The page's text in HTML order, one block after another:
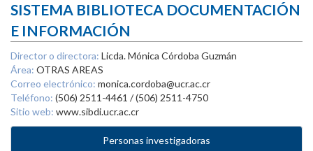
SISTEMA BIBLIOTECA DOCUMENTACIÓN
E INFORMACIÓN
Director o directora: Licda. Mónica Córdoba Guzmán
Área: OTRAS AREAS
Correo electrónico: monica.cordoba@ucr.ac.cr
Teléfono: (506) 2511-4461 / (506) 2511-4750
Sitio web: www.sibdi.ucr.ac.cr
Personas investigadoras